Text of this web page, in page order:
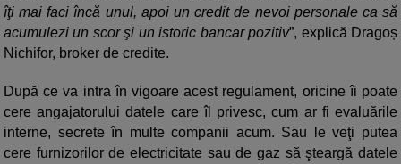
îţi mai faci încă unul, apoi un credit de nevoi personale ca să
acumulezi un scor şi un istoric bancar pozitiv”, explică Dragoș
Nichifor, broker de credite.
După ce va intra în vigoare acest regulament, oricine îi poate
cere angajatorului datele care îl privesc, cum ar fi evaluările
interne, secrete în multe companii acum. Sau le veţi putea
cere furnizorilor de electricitate sau de gaz să şteargă datele